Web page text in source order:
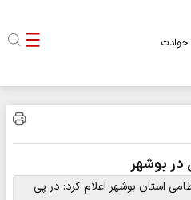
بوشهر
استان بوشهر اعلام کرد: در پی